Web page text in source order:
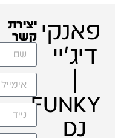
פאנקי
דיג'יי
|
FUNKY
DJ
יצירת
קשר